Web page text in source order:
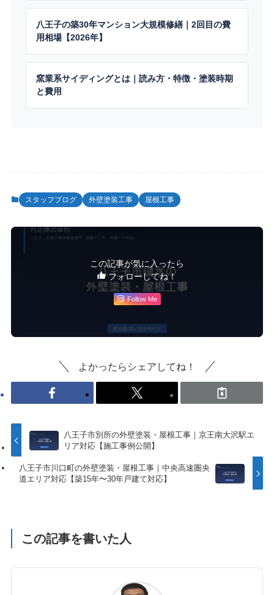
八王子の築30年マンション大規模修繕｜2回目の費
用相場【2026年】
窯業系サイディングとは｜読み方・特徴・塗装時期
と費用
スタッフブログ 外壁塗装工事 屋根工事
この記事が気に入ったら
フォローしてね！
Follow Me
よかったらシェアしてね！
八王子市別所の外壁塗装・屋根工事｜京王南大沢駅エ
リア対応【施工事例公開】
八王子市川口町の外壁塗装・屋根工事｜中央高速圏央
道エリア対応【築15年〜30年戸建て対応】
この記事を書いた人